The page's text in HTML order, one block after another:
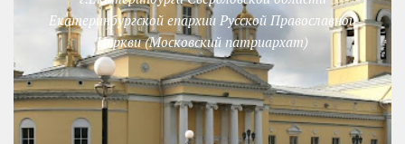
Екатеринбургской епархии Русской Православной
Церкви (Московский патриархат)